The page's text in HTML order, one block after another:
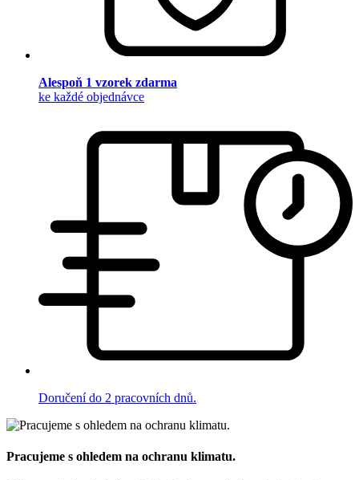
Alespoň 1 vzorek zdarma
ke každé objednávce
Doručení do 2 pracovních dnů.
Pracujeme s ohledem na ochranu klimatu.